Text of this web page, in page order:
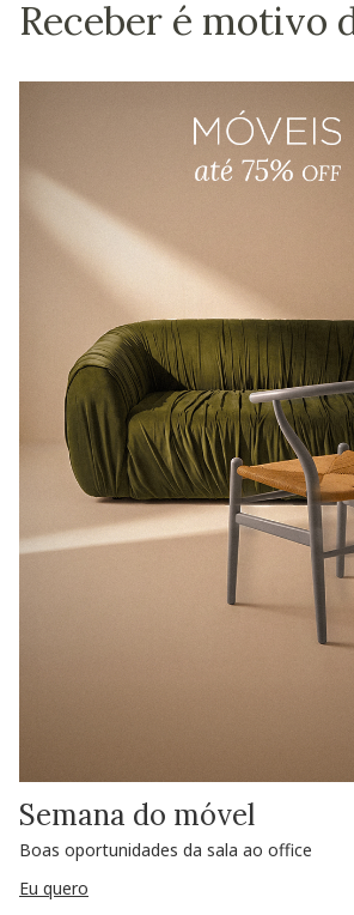
Receber é motivo
Semana do móvel
Boas oportunidades da sala ao office
Eu quero